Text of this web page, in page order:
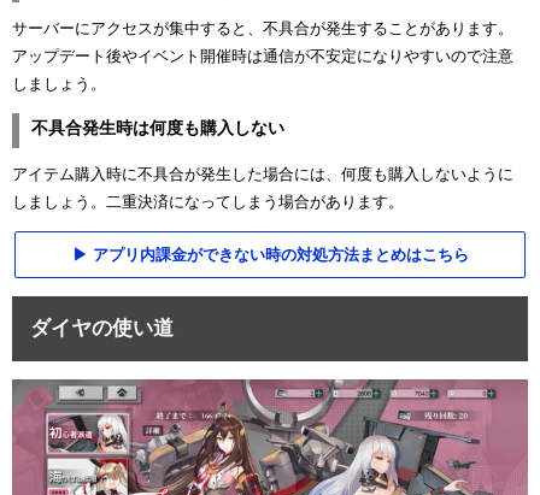
サーバーにアクセスが集中すると、不具合が発生することがあります。
アップデート後やイベント開催時は通信が不安定になりやすいので注意
しましょう。
不具合発生時は何度も購入しない
アイテム購入時に不具合が発生した場合には、何度も購入しないように
しましょう。二重決済になってしまう場合があります。
アプリ内課金ができない時の対処方法まとめはこちら
ダイヤの使い道